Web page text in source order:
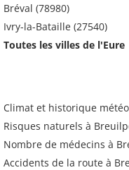
Bréval (78980)
Ivry-la-Bataille (27540)
Toutes les villes de l'Eure
Climat et historique
Risques naturels à
Nombre de médecins à
Accidents de la route à